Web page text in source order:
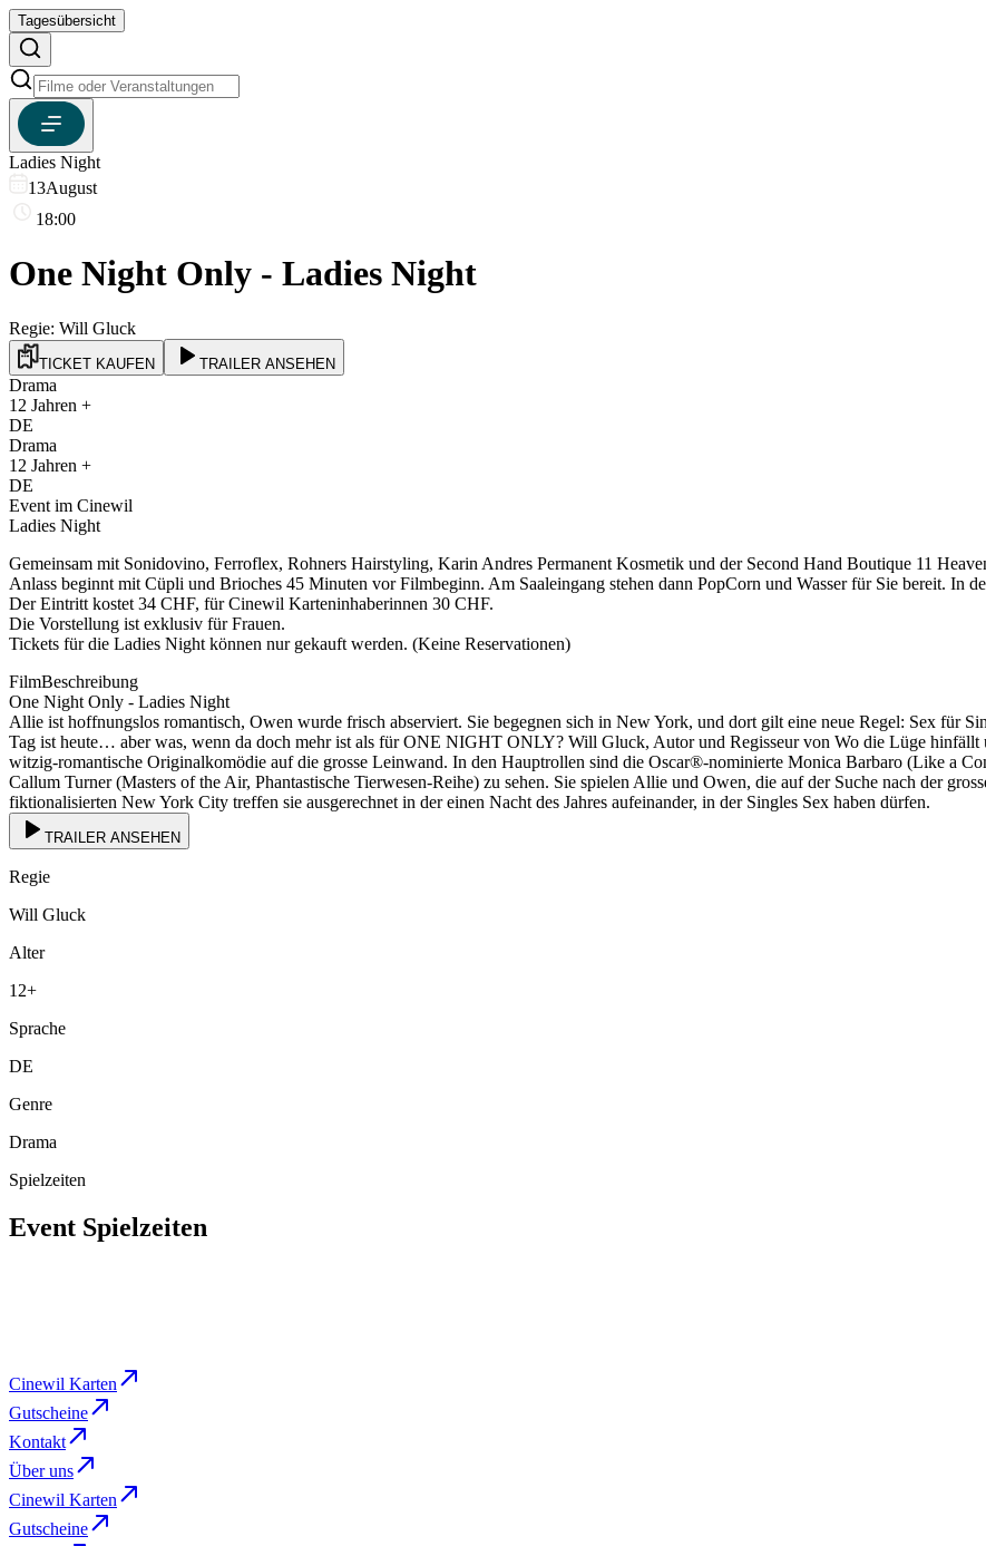
Tagesübersicht
Ladies Night
13August
18:00
One Night Only - Ladies Night
Regie: Will Gluck
TICKET KAUFEN TRAILER ANSEHEN
Drama
12 Jahren +
DE
Drama
12 Jahren +
DE
Event im Cinewil
Ladies Night
Gemeinsam mit Sonidovino, Ferroflex, Rohners Hairstyling, Karin Andres Permanent Kosmetik und der Second Hand Boutique 11
Anlass beginnt mit Cüpli und Brioches 45 Minuten vor Filmbeginn. Am Saaleingang stehen dann PopCorn und Wasser für Sie bereit. In
Der Eintritt kostet 34 CHF, für Cinewil Karteninhaberinnen 30 CHF.
Die Vorstellung ist exklusiv für Frauen.
Tickets für die Ladies Night können nur gekauft werden. (Keine Reservationen)
FilmBeschreibung
One Night Only - Ladies Night
Allie ist hoffnungslos romantisch, Owen wurde frisch abserviert. Sie begegnen sich in New York, und dort gilt eine neue Regel: Sex für
Tag ist heute… aber was, wenn da doch mehr ist als für ONE NIGHT ONLY? Will Gluck, Autor und Regisseur von Wo die Lüge
witzig-romantische Originalkomödie auf die grosse Leinwand. In den Hauptrollen sind die Oscar®-nominierte Monica Barbaro (Like a
Callum Turner (Masters of the Air, Phantastische Tierwesen-Reihe) zu sehen. Sie spielen Allie und Owen, die auf der Suche nach der
fiktionalisierten New York City treffen sie ausgerechnet in der einen Nacht des Jahres aufeinander, in der Singles Sex haben dürfen.
TRAILER ANSEHEN
Regie
Will Gluck
Alter
12+
Sprache
DE
Genre
Drama
Spielzeiten
Event Spielzeiten
BUCHEN
Cinewil Karten
Gutscheine
Kontakt
Über uns
Cinewil Karten
Gutscheine